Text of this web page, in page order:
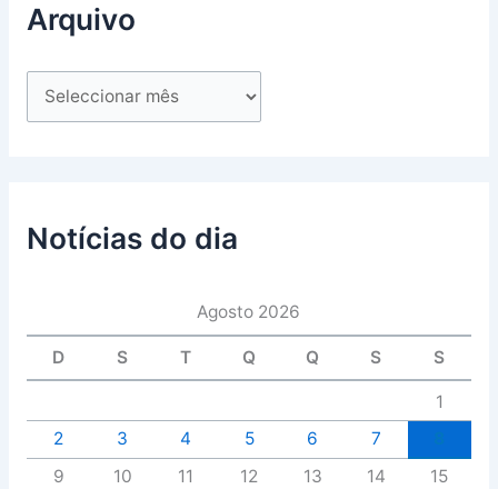
Arquivo
Notícias do dia
Agosto 2026
D S T Q Q S S
1
2
3 4 5 6 7
9
10 11 12 13 14
15